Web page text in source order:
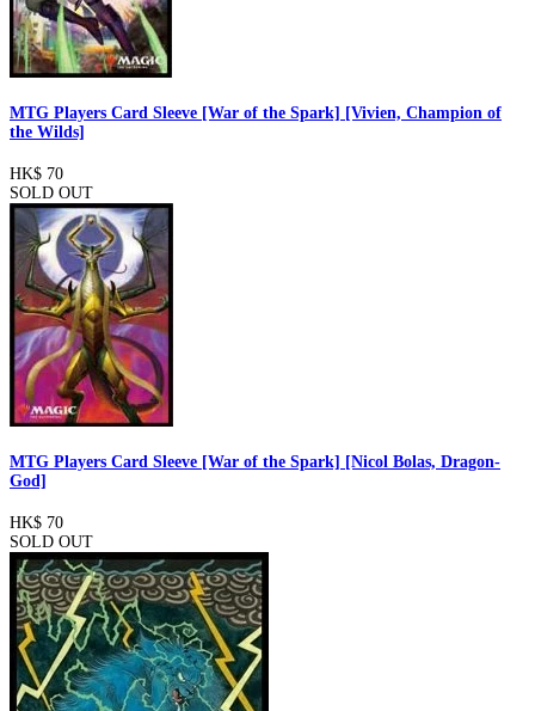
MTG Players Card Sleeve [War of the Spark] [Vivien, Champion of
the Wilds]
HK$ 70
SOLD OUT
MTG Players Card Sleeve [War of the Spark] [Nicol Bolas, Dragon-
God]
HK$ 70
SOLD OUT